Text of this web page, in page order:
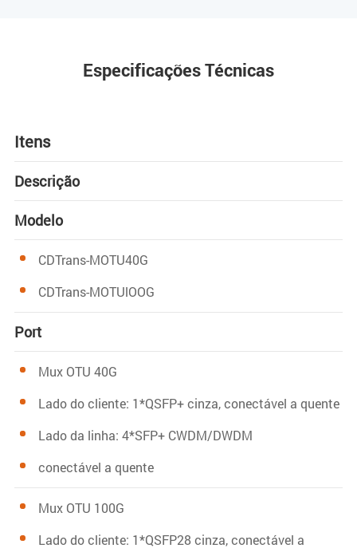
Especificações Técnicas
Itens
Descrição
Modelo
CDTrans-MOTU40G
CDTrans-MOTUlOOG
Port
Mux OTU 40G
Lado do cliente: 1*QSFP+ cinza, conectável a quente
Lado da linha: 4*SFP+ CWDM/DWDM
conectável a quente
Mux OTU 100G
Lado do cliente: 1*QSFP28 cinza, conectável a